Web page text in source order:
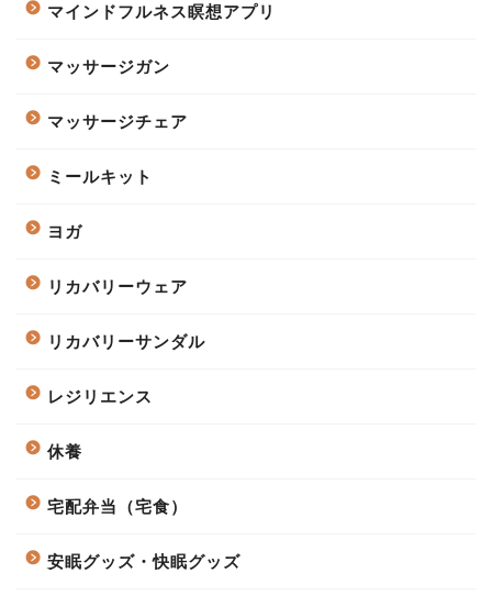
マインドフルネス瞑想アプリ
マッサージガン
マッサージチェア
ミールキット
ヨガ
リカバリーウェア
リカバリーサンダル
レジリエンス
休養
宅配弁当（宅食）
安眠グッズ・快眠グッズ